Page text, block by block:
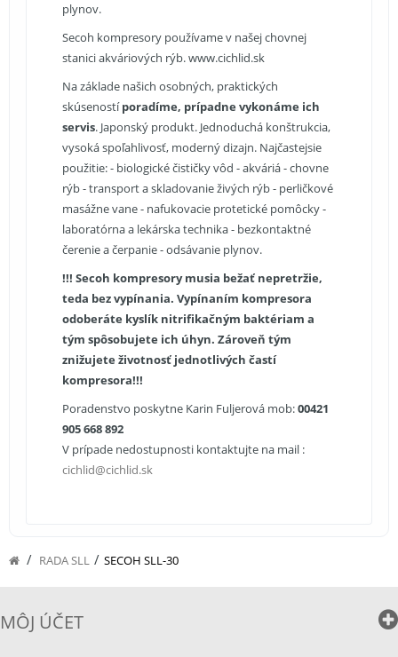
plynov.
Secoh kompresory používame v našej chovnej
stanici akváriových rýb. www.cichlid.sk
Na základe našich osobných, praktických
skúsenostíporadíme, prípadne vykonáme ich
servis. Japonský produkt. Jednoduchá konštrukcia,
vysoká spoľahlivosť, moderný dizajn. Najčastejsie
použitie: - biologické čističky vôd - akváriá - chovne
rýb - transport a skladovanie živých rýb - perličkové
masážne vane - nafukovacie protetické pomôcky -
laboratórna a lekárska technika - bezkontaktné
čerenie a čerpanie - odsávanie plynov.
!!! Secoh kompresory musia bežať nepretržie,
teda bez vypínania. Vypínaním kompresora
odoberáte kyslík nitrifikačným baktériam a
tým spôsobujete ich úhyn. Zároveň tým
znižujete životnosť jednotlivých častí
kompresora!!!
Poradenstvo poskytne Karin Fuljerová mob:00421
905 668 892
V prípade nedostupnosti kontaktujte na mail :
cichlid@cichlid.sk
/ RADA SLL / SECOH SLL-30
MÔJ ÚČET